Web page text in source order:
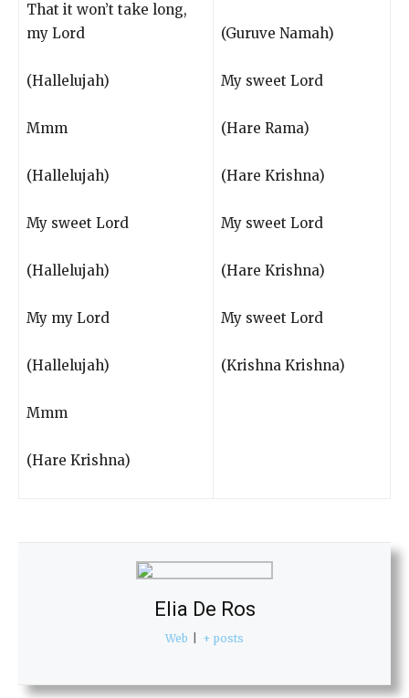
That it won’t take long,
my Lord
(Hallelujah)
Mmm
(Hallelujah)
My sweet Lord
(Hallelujah)
My my Lord
(Hallelujah)
Mmm
(Hare Krishna)
(Guruve Namah)
My sweet Lord
(Hare Rama)
(Hare Krishna)
My sweet Lord
(Hare Krishna)
My sweet Lord
(Krishna Krishna)
Elia De Ros
Web + posts